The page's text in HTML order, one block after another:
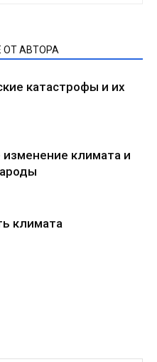
ОТ АВТОРА
катастрофы и их
изменение климата и
климата